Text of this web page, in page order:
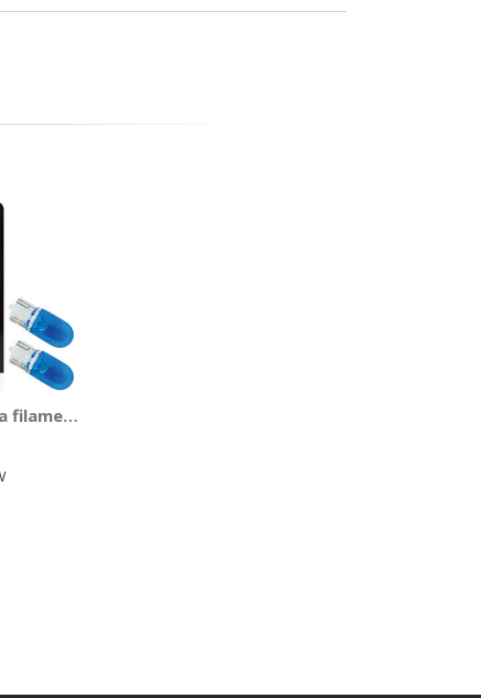
filamento Super - T10 - D-GEAR